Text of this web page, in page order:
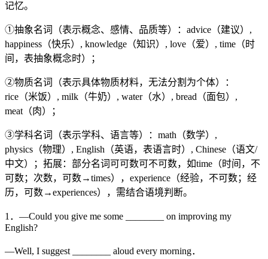
记忆。
①抽象名词（表示概念、感情、品质等）：advice（建议）,
happiness（快乐）, knowledge（知识）, love（爱）, time（时
间，表抽象概念时）；
②物质名词（表示具体物质材料，无法分割为个体）：
rice（米饭）, milk（牛奶）, water（水）, bread（面包）,
meat（肉）；
③学科名词（表示学科、语言等）：math（数学）,
physics（物理）, English（英语，表语言时）, Chinese（语文/
中文）；拓展：部分名词可可数可不可数，如time（时间，不
可数；次数，可数→times），experience（经验，不可数；经
历，可数→experiences），需结合语境判断。
1．—Could you give me some ________ on improving my
English?
—Well, I suggest ________ aloud every morning．